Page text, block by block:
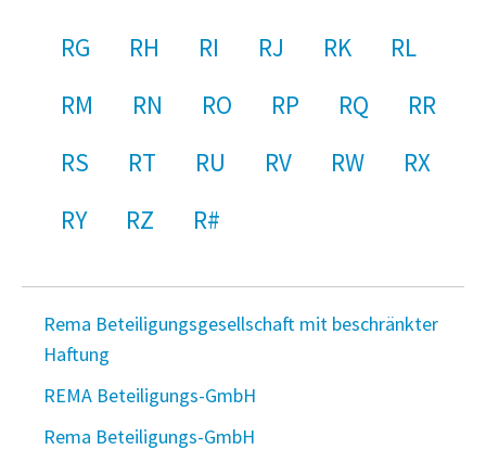
RG
RH RI RJ RK
RL
RM
RN RO RP RQ
RR
RS
RT RU RV RW
RX
RY
RZ R#
Rema Beteiligungsgesellschaft mit beschränkter
Haftung
REMA Beteiligungs-GmbH
Rema Beteiligungs-GmbH